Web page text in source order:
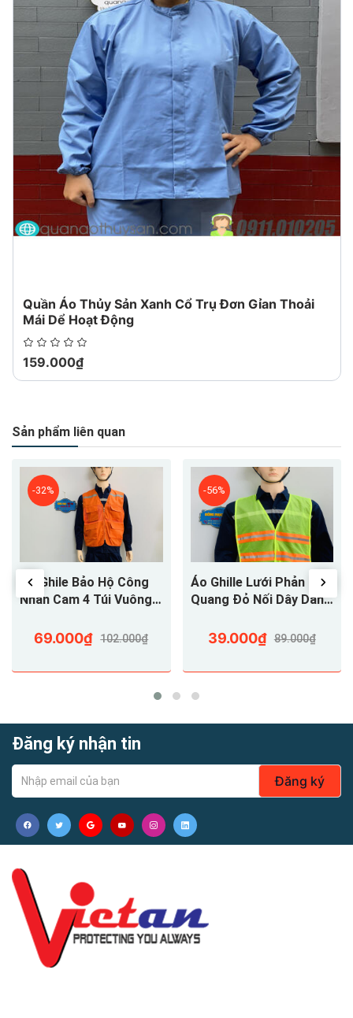
Chính sách đổi trả tại
Công ty TNHH SX TM May Việt An:
http://baoholaodongvietan.com/
Chấp nhận trả lại hàng nếu sản phẩm không như mô tả,
người mua thanh toán chi phí vận chuyển trả hàng lại, hoặc
giữ sản phẩm và đồng ý hoàn trả tiền với người bán.
Các bảo hành của người bán: Giao hàng đúng giờ - Hàng mới
100% chưa qua sử dụng - Hàng cam kết giống mẫu 100%
Bảo hành người mua: Hoàn trả tiền đầy đủ nếu bạn không
nhận được món hàng của bạn Hoàn tiền Toàn bộ hoặc Một
Quần Áo Thủy Sản Xanh Cổ Trụ Đơn Gỉan Thoải
Mái Dể Hoạt Động
159.000₫
Sản phẩm liên quan
-32%
Áo Ghile Bảo Hộ Công
Nhân Cam 4 Túi Vuông
Ngang Vai Cho Công
69.000₫ 102.000₫
-56%
Áo Ghille Lưới Phản
Quang Đỏ Nối Dây Dành
39.000₫ 89.000₫
Đăng ký nhận tin
Đăng ký